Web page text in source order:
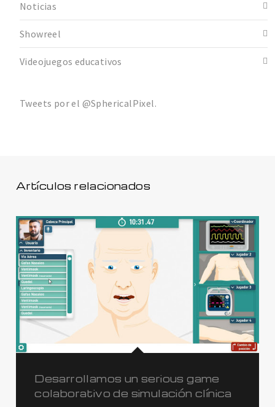
Noticias
Showreel
Videojuegos educativos
Tweets por el @SphericalPixel.
Artículos relacionados
Desarrollamos un serious game
colaborativo de simulación clínica